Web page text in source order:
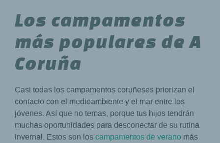
Los campamentos
más populares de A
Coruña
Casi todas los campamentos coruñeses priorizan el
contacto con el medioambiente y el mar entre los
jóvenes. Así que no temas, porque tus hijos tendrán
muchas oportunidades para desconectar de su rutina
invernal. Estos son loscampamentos de verano más